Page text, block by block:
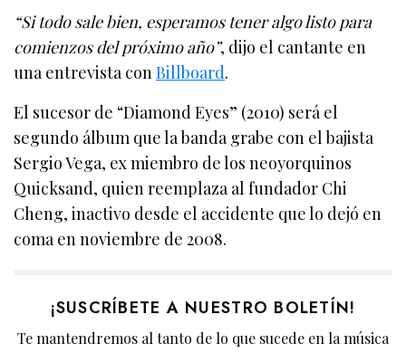
“Si todo sale bien, esperamos tener algo listo para
comienzos del próximo año”, dijo el cantante en
una entrevista conBillboard.
El sucesor de “Diamond Eyes” (2010) será el
segundo álbum que la banda grabe con el bajista
Sergio Vega, ex miembro de los neoyorquinos
Quicksand, quien reemplaza al fundador Chi
Cheng, inactivo desde el accidente que lo dejó en
coma en noviembre de 2008.
¡SUSCRÍBETE A NUESTRO BOLETÍN!
Te mantendremos al tanto de lo que sucede en la música